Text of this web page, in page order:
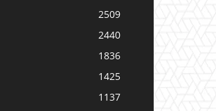
2509
2440
1836
1425
1137